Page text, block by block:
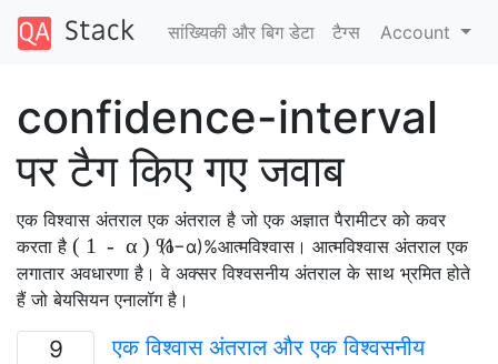
सांख्यिकी और बिग डेटा टैग्‍स Account
confidence-interval
पर टैग किए गए जवाब
एक विश्वास अंतराल एक अंतराल है जो एक अज्ञात पैरामीटर को कवर
करता है ( 1 - α ) %
(1−α)%आत्मविश्वास। आत्मविश्वास अंतराल एक
लगातार अवधारणा है। वे अक्सर विश्वसनीय अंतराल के साथ भ्रमित होते
हैं जो बेयसियन एनालॉग है।
9
एक विश्वास अंतराल और एक विश्वसनीय